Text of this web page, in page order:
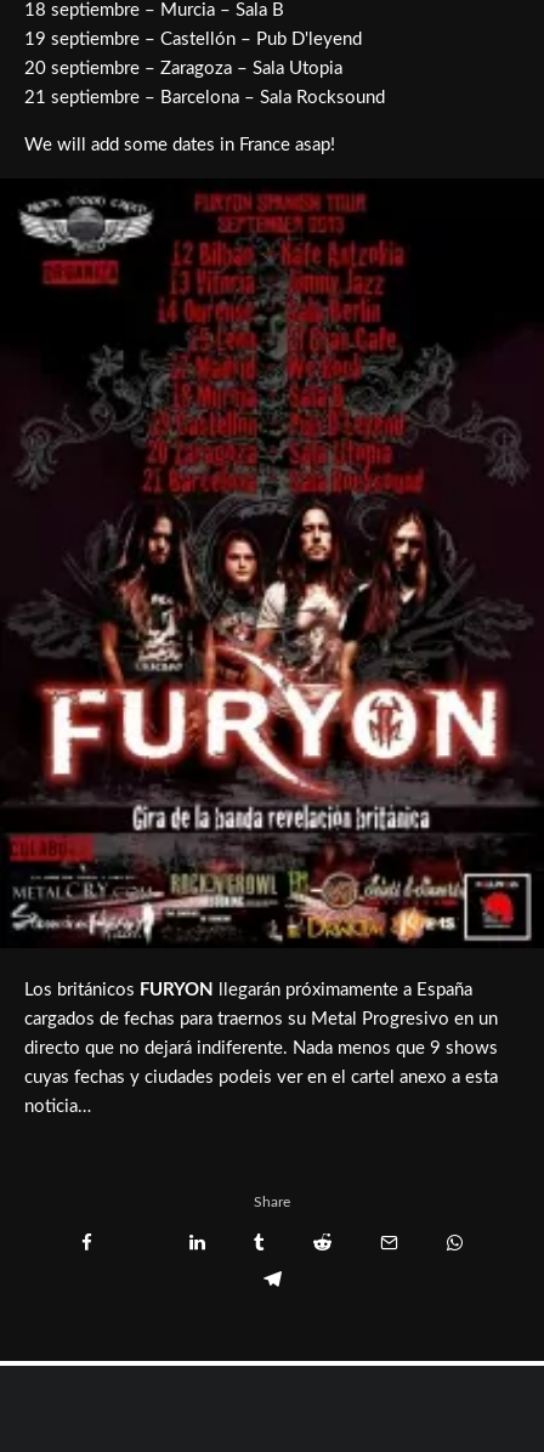
18 septiembre – Murcia – Sala B
19 septiembre – Castellón – Pub D'leyend
20 septiembre – Zaragoza – Sala Utopia
21 septiembre – Barcelona – Sala Rocksound
We will add some dates in France asap!
Los británicos FURYON
llegarán próximamente a España
cargados de fechas para traernos su Metal Progresivo en un
directo que no dejará indiferente. Nada menos que 9 shows
cuyas fechas y ciudades podeis ver en el cartel anexo a esta
noticia…
Share